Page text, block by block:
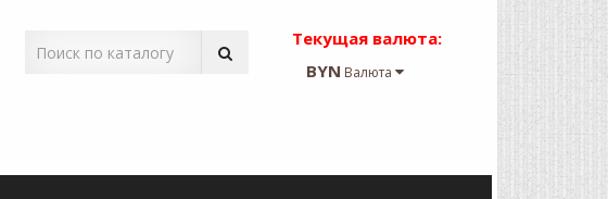
Текущая валюта:
BYN Валюта